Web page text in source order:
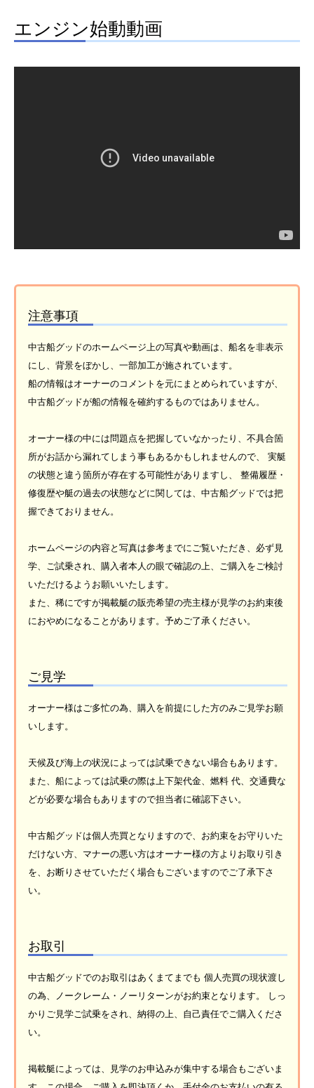
エンジン始動動画
注意事項
中古船グッドのホームページ上の写真や動画は、船名を非表示
にし、背景をぼかし、一部加工が施されています。
船の情報はオーナーのコメントを元にまとめられていますが、
中古船グッドが船の情報を確約するものではありません。
オーナー様の中には問題点を把握していなかったり、不具合箇
所がお話から漏れてしまう事もあるかもしれませんので、 実艇
の状態と違う箇所が存在する可能性がありますし、 整備履歴・
修復歴や艇の過去の状態などに関しては、中古船グッドでは把
握できておりません。
ホームページの内容と写真は参考までにご覧いただき、必ず見
学、ご試乗され、購入者本人の眼で確認の上、ご購入をご検討
いただけるようお願いいたします。
また、稀にですが掲載艇の販売希望の売主様が見学のお約束後
におやめになることがあります。予めご了承ください。
ご見学
オーナー様はご多忙の為、購入を前提にした方のみご見学お願
いします。
天候及び海上の状況によっては試乗できない場合もあります。
また、船によっては試乗の際は上下架代金、燃料 代、交通費な
どが必要な場合もありますので担当者に確認下さい。
中古船グッドは個人売買となりますので、お約束をお守りいた
だけない方、マナーの悪い方はオーナー様の方よりお取り引き
を、お断りさせていただく場合もございますのでご了承下さ
い。
お取引
中古船グッドでのお取引はあくまてまでも 個人売買の現状渡し
の為、ノークレーム・ノーリターンがお約束となります。 しっ
かりご見学ご試乗をされ、納得の上、自己責任でご購入くださ
い。
掲載艇によっては、見学のお申込みが集中する場合もございま